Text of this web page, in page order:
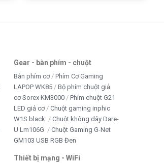
Gear - bàn phím - chuột
Bàn phím cơ
Phím Cơ Gaming
LAPOP WK85
Bộ phím chuột giả
cơ Sorex KM3000
Phím chuột G21
LED giả cơ
Chuột gaming inphic
W1S black
Chuột không dây Dare-
U Lm106G
Chuột Gaming G-Net
GM103 USB RGB Đen
Thiết bị mạng - WiFi